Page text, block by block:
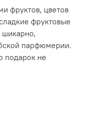
фруктов, цветов
фруктовые
шикарно,
парфюмерии.
подарок не